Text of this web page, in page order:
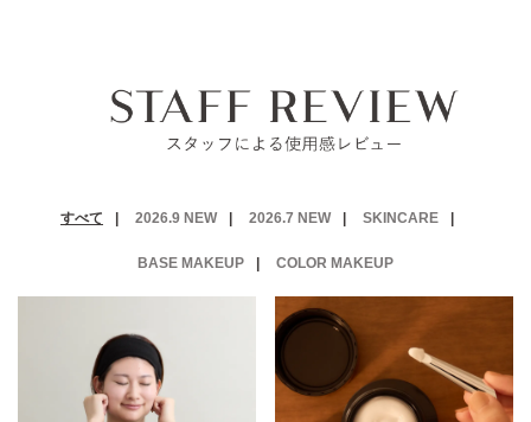
2026.9 NEW 2026.7 NEW SKINCARE
BASE MAKEUP COLOR MAKEUP